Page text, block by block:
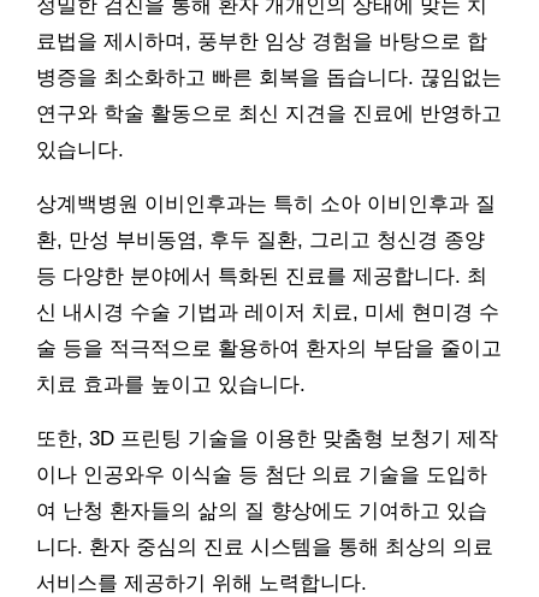
정밀한 검진을 통해 환자 개개인의 상태에 맞는 치
료법을 제시하며, 풍부한 임상 경험을 바탕으로 합
병증을 최소화하고 빠른 회복을 돕습니다. 끊임없는
연구와 학술 활동으로 최신 지견을 진료에 반영하고
있습니다.
상계백병원 이비인후과는 특히 소아 이비인후과 질
환, 만성 부비동염, 후두 질환, 그리고 청신경 종양
등 다양한 분야에서 특화된 진료를 제공합니다. 최
신 내시경 수술 기법과 레이저 치료, 미세 현미경 수
술 등을 적극적으로 활용하여 환자의 부담을 줄이고
치료 효과를 높이고 있습니다.
또한, 3D 프린팅 기술을 이용한 맞춤형 보청기 제작
이나 인공와우 이식술 등 첨단 의료 기술을 도입하
여 난청 환자들의 삶의 질 향상에도 기여하고 있습
니다. 환자 중심의 진료 시스템을 통해 최상의 의료
서비스를 제공하기 위해 노력합니다.